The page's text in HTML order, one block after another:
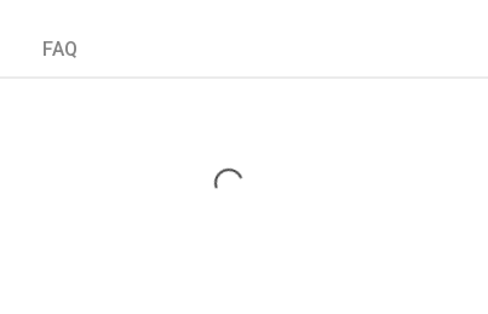
FAQ
Loading...